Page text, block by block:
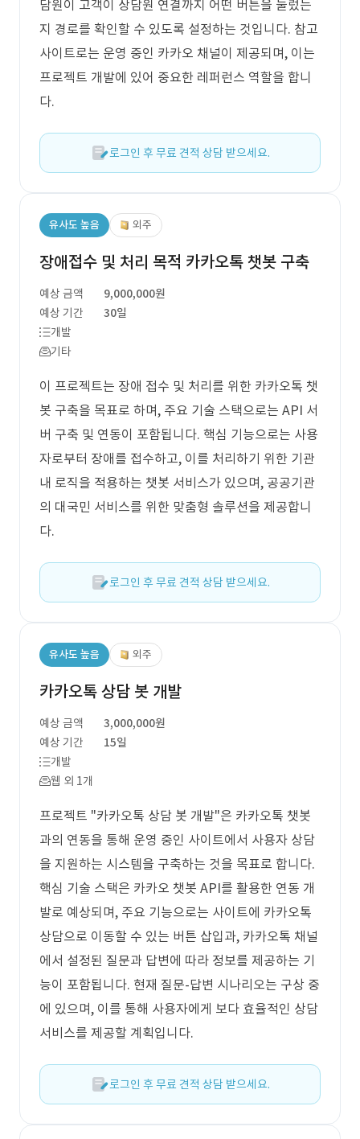
담원이 고객이 상담원 연결까지 어떤 버튼을 눌렀는
지 경로를 확인할 수 있도록 설정하는 것입니다. 참고
사이트로는 운영 중인 카카오 채널이 제공되며, 이는
프로젝트 개발에 있어 중요한 레퍼런스 역할을 합니
다.
로그인 후 무료 견적 상담 받으세요.
유사도 높음 외주
장애접수 및 처리 목적 카카오톡 챗봇 구축
예상 금액
9,000,000원
예상 기간
30일
개발
기타
이 프로젝트는 장애 접수 및 처리를 위한 카카오톡 챗
봇 구축을 목표로 하며, 주요 기술 스택으로는 API 서
버 구축 및 연동이 포함됩니다. 핵심 기능으로는 사용
자로부터 장애를 접수하고, 이를 처리하기 위한 기관
내 로직을 적용하는 챗봇 서비스가 있으며, 공공기관
의 대국민 서비스를 위한 맞춤형 솔루션을 제공합니
다.
로그인 후 무료 견적 상담 받으세요.
유사도 높음 외주
카카오톡 상담 봇 개발
예상 금액
3,000,000원
예상 기간
15일
개발
웹 외 1개
프로젝트 "카카오톡 상담 봇 개발"은 카카오톡 챗봇
과의 연동을 통해 운영 중인 사이트에서 사용자 상담
을 지원하는 시스템을 구축하는 것을 목표로 합니다.
핵심 기술 스택은 카카오 챗봇 API를 활용한 연동 개
발로 예상되며, 주요 기능으로는 사이트에 카카오톡
상담으로 이동할 수 있는 버튼 삽입과, 카카오톡 채널
에서 설정된 질문과 답변에 따라 정보를 제공하는 기
능이 포함됩니다. 현재 질문-답변 시나리오는 구상 중
에 있으며, 이를 통해 사용자에게 보다 효율적인 상담
서비스를 제공할 계획입니다.
로그인 후 무료 견적 상담 받으세요.